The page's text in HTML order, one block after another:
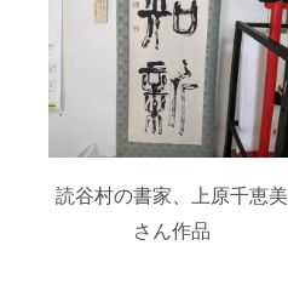
読谷村の書家、上原千恵美
さん作品